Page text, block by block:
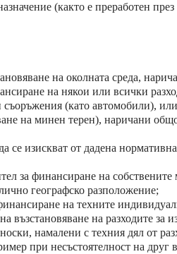
(както е преработен през
на околната среда,
на някои или всички
(като автомобили),
на минен терен), наричани
изискват от дадена
за финансиране на
географско разположение;
на техните
възстановяване на разходите за
намалени с техния дял от
при несъстоятелност на друг